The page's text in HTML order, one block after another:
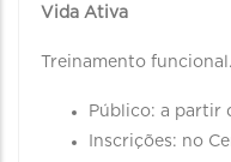
Vida Ativa
Treinamento funcional.
Público: a partir
Inscrições: no